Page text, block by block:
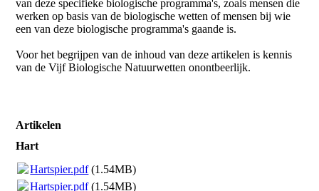
van deze specifieke biologische programma's, zoals mensen die
werken op basis van de biologische wetten of mensen bij wie
een van deze biologische programma's gaande is.
Voor het begrijpen van de inhoud van deze artikelen is kennis
van de Vijf Biologische Natuurwetten onontbeerlijk.
Artikelen
Hart
Hartspier.pdf(1.54MB)
Hartspier.pdf(1.54MB)